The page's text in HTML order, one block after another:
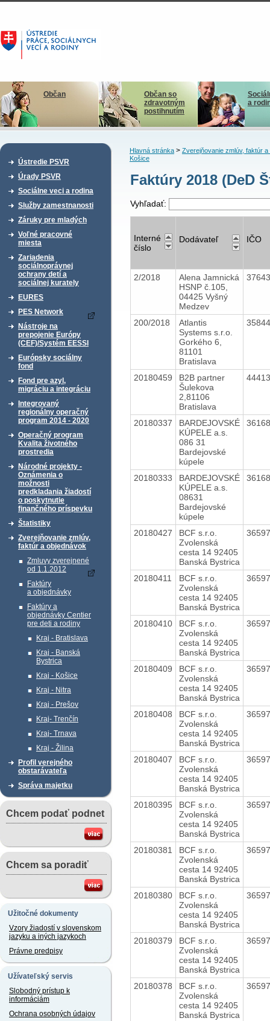
Občan
Občan so
zdravotným
postihnutím
a
Ústredie PSVR
Úrady PSVR
Sociálne veci a rodina
Služby zamestnanosti
Záruky pre mladých
Voľné pracovné
miesta
Zariadenia
sociálnoprávnej
ochrany detí a
sociálnej kurately
EURES
PES Network
Nástroje na
prepojenie Európy
(CEF)/Systém EESSI
Európsky sociálny
fond
Fond pre azyl,
migráciu a integráciu
Integrovaný
regionálny operačný
program 2014 - 2020
Operačný program
Kvalita životného
prostredia
Národné projekty -
Oznámenia o
možnosti
predkladania žiadostí
o poskytnutie
finančného príspevku
Štatistiky
Zverejňovanie zmlúv,
faktúr a objednávok
Zmluvy zverejnené
od 1.1.2012
Faktúry
a objednávky
Faktúry a
objednávky Centier
pre deti a rodiny
Kraj - Bratislava
Kraj - Banská
Bystrica
Kraj - Košice
Kraj - Nitra
Kraj - Prešov
Kraj- Trenčín
Kraj- Trnava
Kraj - Žilina
Profil verejného
obstarávateľa
Správa majetku
Chcem podať podnet
Chcem sa poradiť
Užitočné dokumenty
Vzory žiadostí v slovenskom
jazyku a iných jazykoch
Právne predpisy
Užívateľský servis
Slobodný prístup k
informáciám
Ochrana osobných údajov
Hlavná stránka> Zverejňovanie zmlúv, faktúr a
Košice
Faktúry 2018 (DeD
Vyhľadať:
Interné
číslo
Dodávateľ IČO
2/2018
Alena Jamnická
HSNP č.105,
04425 Vyšný
Medzev
200/2018
Atlantis
Systems s.r.o.
Gorkého 6,
81101
Bratislava
20180459
B2B partner
Šulekova
2,81106
Bratislava
20180337
BARDEJOVSKÉ
KÚPELE a.s.
086 31
Bardejovské
kúpele
20180333
BARDEJOVSKÉ
KÚPELE a.s.
08631
Bardejovské
kúpele
20180427
BCF s.r.o.
Zvolenská
cesta 14 92405
Banská Bystrica
20180411
BCF s.r.o.
Zvolenská
cesta 14 92405
Banská Bystrica
20180410
BCF s.r.o.
Zvolenská
cesta 14 92405
Banská Bystrica
20180409
BCF s.r.o.
Zvolenská
cesta 14 92405
Banská Bystrica
20180408
BCF s.r.o.
Zvolenská
cesta 14 92405
Banská Bystrica
20180407
BCF s.r.o.
Zvolenská
cesta 14 92405
Banská Bystrica
20180395
BCF s.r.o.
Zvolenská
cesta 14 92405
Banská Bystrica
20180381
BCF s.r.o.
Zvolenská
cesta 14 92405
Banská Bystrica
20180380
BCF s.r.o.
Zvolenská
cesta 14 92405
Banská Bystrica
20180379
BCF s.r.o.
Zvolenská
cesta 14 92405
Banská Bystrica
20180378
BCF s.r.o.
Zvolenská
cesta 14 92405
Banská Bystrica